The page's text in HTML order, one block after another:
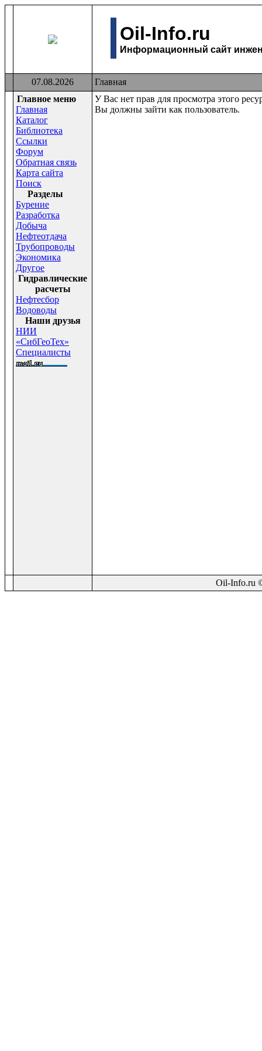
Oil-Info.ru
Информационный сайт
07.08.2026
Главная
Главное меню
Главная
Каталог
Библиотека
Ссылки
Форум
Обратная связь
Карта сайта
Поиск
Раздeлы
Бурение
Разработка
Добыча
Нефтеотдача
Трубопроводы
Экономика
Другое
Гидравлические
расчеты
Нефтесбор
Водоводы
Наши друзья
НИИ
«СибГеоТех»
Специалисты
У Вас нет прав для просмотра этого
Вы должны зайти как пользователь.
Oil-Info.ru